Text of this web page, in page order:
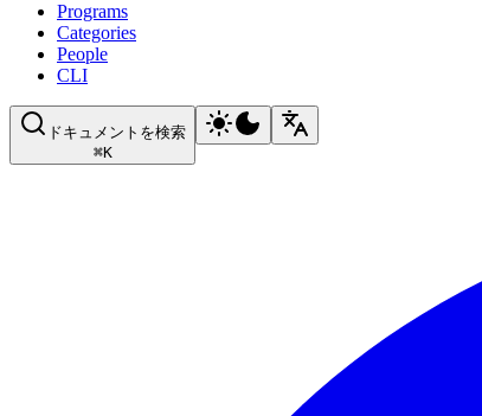
Programs
Categories
People
CLI
ドキュメントを検索
⌘K